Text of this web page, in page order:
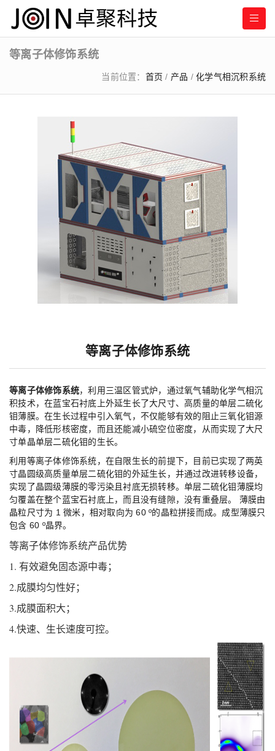
等离子体修饰系统
当前位置： 首页 / 产品 / 化学气相沉积系统
等离子体修饰系统
等离子体修饰系统，利用三温区管式炉，通过氧气辅助化学气相沉
积技术，在蓝宝石衬底上外延生长了大尺寸、高质量的单层二硫化
钼薄膜。在生长过程中引入氧气，不仅能够有效的阻止三氧化钼源
中毒，降低形核密度，而且还能减小硫空位密度，从而实现了大尺
寸单晶单层二硫化钼的生长。
利用等离子体修饰系统，在自限生长的前提下，目前已实现了两英
寸晶圆级高质量单层二硫化钼的外延生长，并通过改进转移设备，
实现了晶圆级薄膜的零污染且衬底无损转移。单层二硫化钼薄膜均
匀覆盖在整个蓝宝石衬底上，而且没有缝隙，没有重叠层。 薄膜由
晶粒尺寸为 1 微米，相对取向为 60 º的晶粒拼接而成。成型薄膜只
包含 60 º晶界。
等离子体修饰系统产品优势
1. 有效避免固态源中毒；
2.成膜均匀性好；
3.成膜面积大；
4.快速、生长速度可控。